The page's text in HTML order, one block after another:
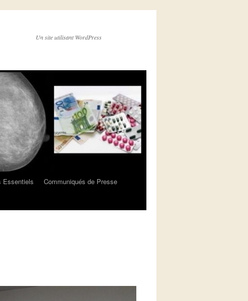
Un site utilisant WordPress
Essentiels
Communiqués de Presse